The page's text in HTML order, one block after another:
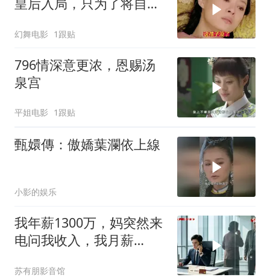
头上
幻舞电影 1跟贴
796情深意更浓，恩赐汤
泉宫
平姐电影 1跟贴
甄嬛傳：傲嬌葉瀾依上線
小影的娱乐
我年薪1300万，妈突然来
电问我收入，我月薪
苏有朋影音馆